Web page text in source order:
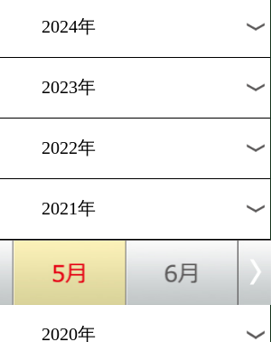
完全サポート
[コロナ対策]2021.1.22
東日本は医療機関でPCRと
計量を実施
1
過去のニュース